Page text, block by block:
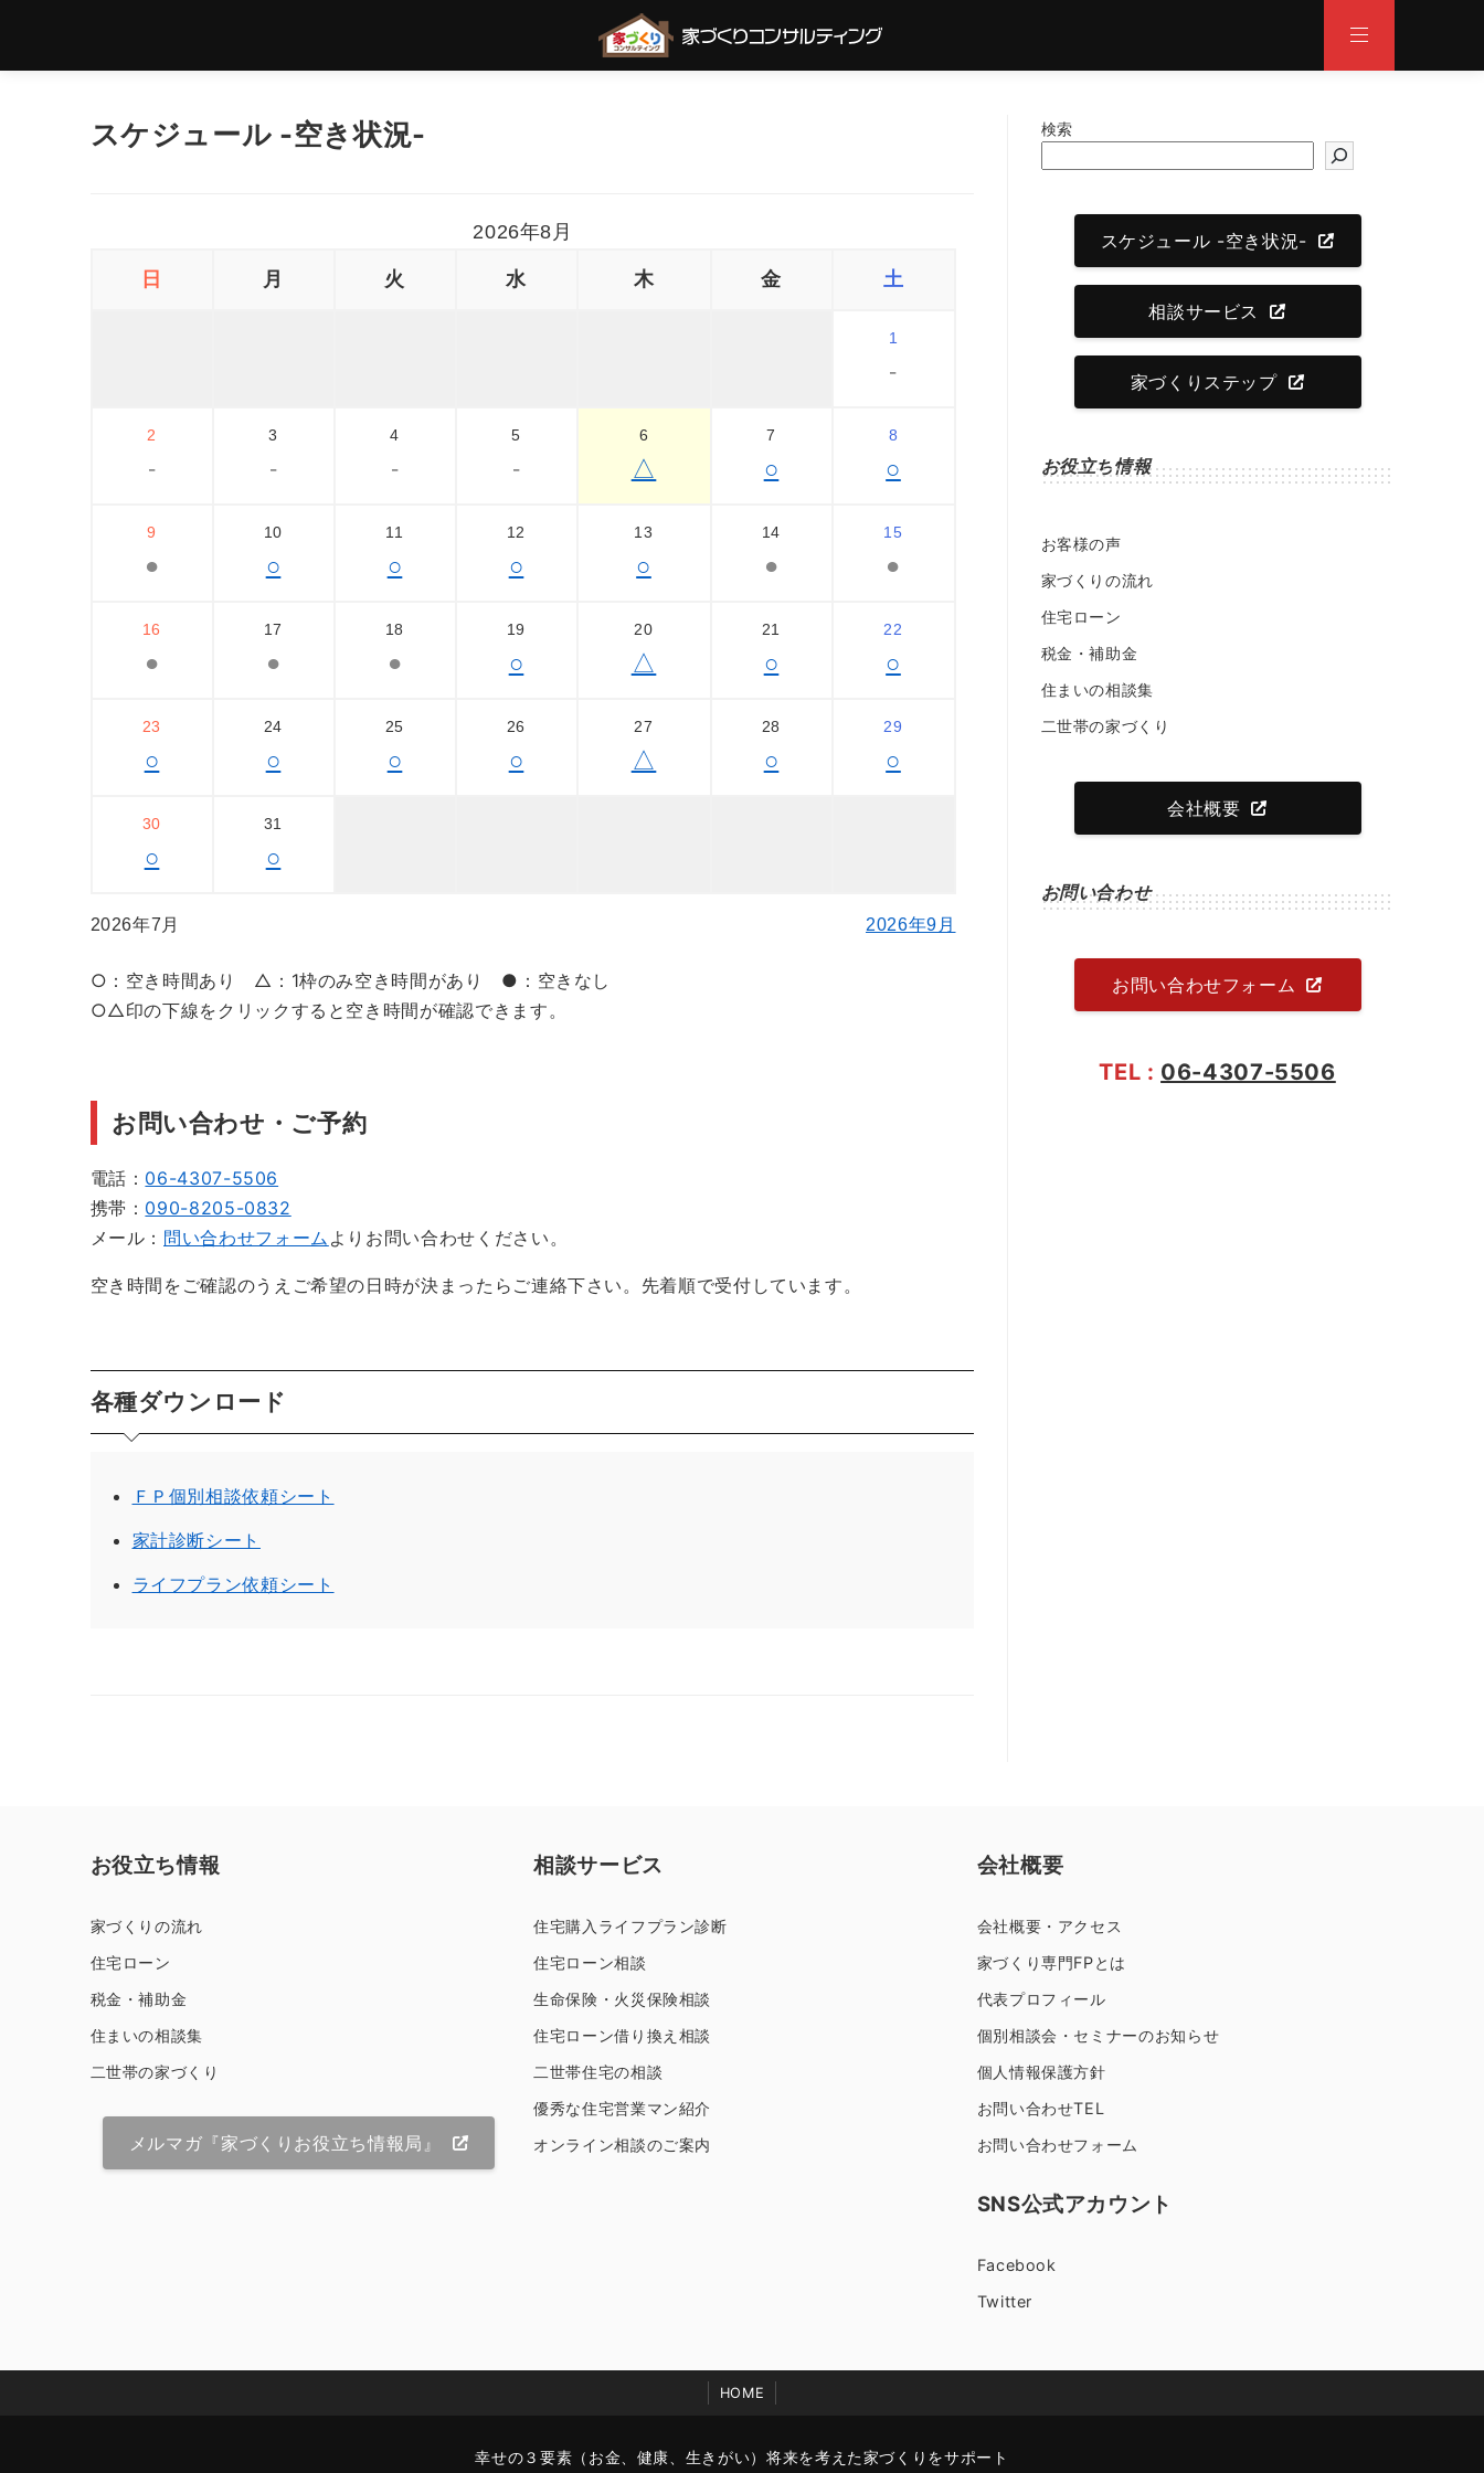
スケジュール -空き状況-
2026年8月
日 月 火 水 木 金 土
1
-
2
-
3
-
4
-
5
-
6
△
7
○
8
○
9
●
10
○
11
○
12
○
13
○
14
●
15
●
16
●
17
●
18
●
19
○
20
△
21
○
22
○
23
○
24
○
25
○
26
○
27
△
28
○
29
○
30
○
31
○
2026年7月 2026年9月
○：空き時間あり △：1枠のみ空き時間があり ●：空きなし
○△印の下線をクリックすると空き時間が確認できます。
お問い合わせ・ご予約
電話： 06-4307-5506
携帯： 090-8205-0832
メール： 問い合わせフォーム よりお問い合わせください。
空き時間をご確認のうえご希望の日時が決まったらご連絡下さい。先着順で受付しています。
各種ダウンロード
ＦＰ個別相談依頼シート
家計診断シート
ライフプラン依頼シート
検索
スケジュール -空き状況-
相談サービス
家づくりステップ
お役立ち情報
お客様の声
家づくりの流れ
住宅ローン
税金・補助金
住まいの相談集
二世帯の家づくり
会社概要
お問い合わせ
お問い合わせフォーム
TEL : 06-4307-5506
お役立ち情報
家づくりの流れ
住宅ローン
税金・補助金
住まいの相談集
二世帯の家づくり
メルマガ『家づくりお役立ち情報局』
相談サービス
住宅購入ライフプラン診断
住宅ローン相談
生命保険・火災保険相談
住宅ローン借り換え相談
二世帯住宅の相談
優秀な住宅営業マン紹介
オンライン相談のご案内
会社概要
会社概要・アクセス
家づくり専門FPとは
代表プロフィール
個別相談会・セミナーのお知らせ
個人情報保護方針
お問い合わせTEL
お問い合わせフォーム
SNS公式アカウント
Facebook
Twitter
HOME
幸せの３要素（お金、健康、生きがい）将来を考えた家づくりをサポート